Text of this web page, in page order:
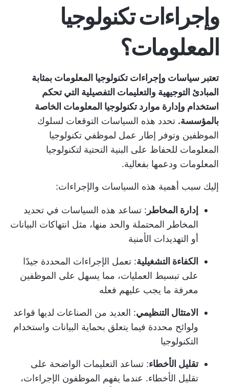
وإجراءات تكنولوجيا
المعلومات؟
تعتبر سياسات وإجراءات تكنولوجيا المعلومات بمثابة
المبادئ التوجيهية والتعليمات التفصيلية التي تحكم
استخدام وإدارة موارد تكنولوجيا المعلومات الخاصة
بالمؤسسة. تحدد هذه السياسات التوقعات لسلوك
الموظفين وتوفر إطار عمل لموظفي تكنولوجيا
المعلومات للحفاظ على البنية التحتية لتكنولوجيا
المعلومات ودعمها بفعالية.
إليك سبب أهمية هذه السياسات والإجراءات:
إدارة المخاطر : تساعد هذه السياسات في تحديد
المخاطر المحتملة والحد منها، مثل انتهاكات البيانات
أو التهديدات الأمنية
الكفاءة التشغيلية: تعمل الإجراءات المحددة جيدًا
على تبسيط العمليات، مما يسهل على الموظفين
معرفة ما يجب عليهم فعله
الامتثال التنظيمي: العديد من الصناعات لديها قواعد
ولوائح محددة فيما يتعلق بحماية البيانات واستخدام
التكنولوجيا
تقليل الأخطاء: تساعد التعليمات الواضحة على
تقليل الأخطاء. عندما يفهم الموظفون الإجراءات،